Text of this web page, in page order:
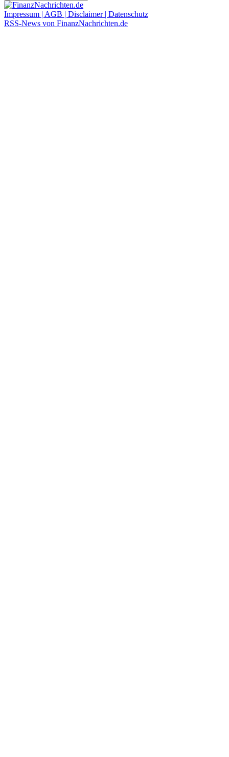
Impressum | AGB | Disclaimer | Datenschutz
RSS-News von FinanzNachrichten.de